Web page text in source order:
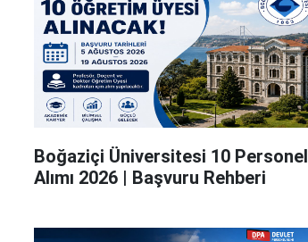
Boğaziçi Üniversitesi 10 Personel
Alımı 2026 | Başvuru Rehberi